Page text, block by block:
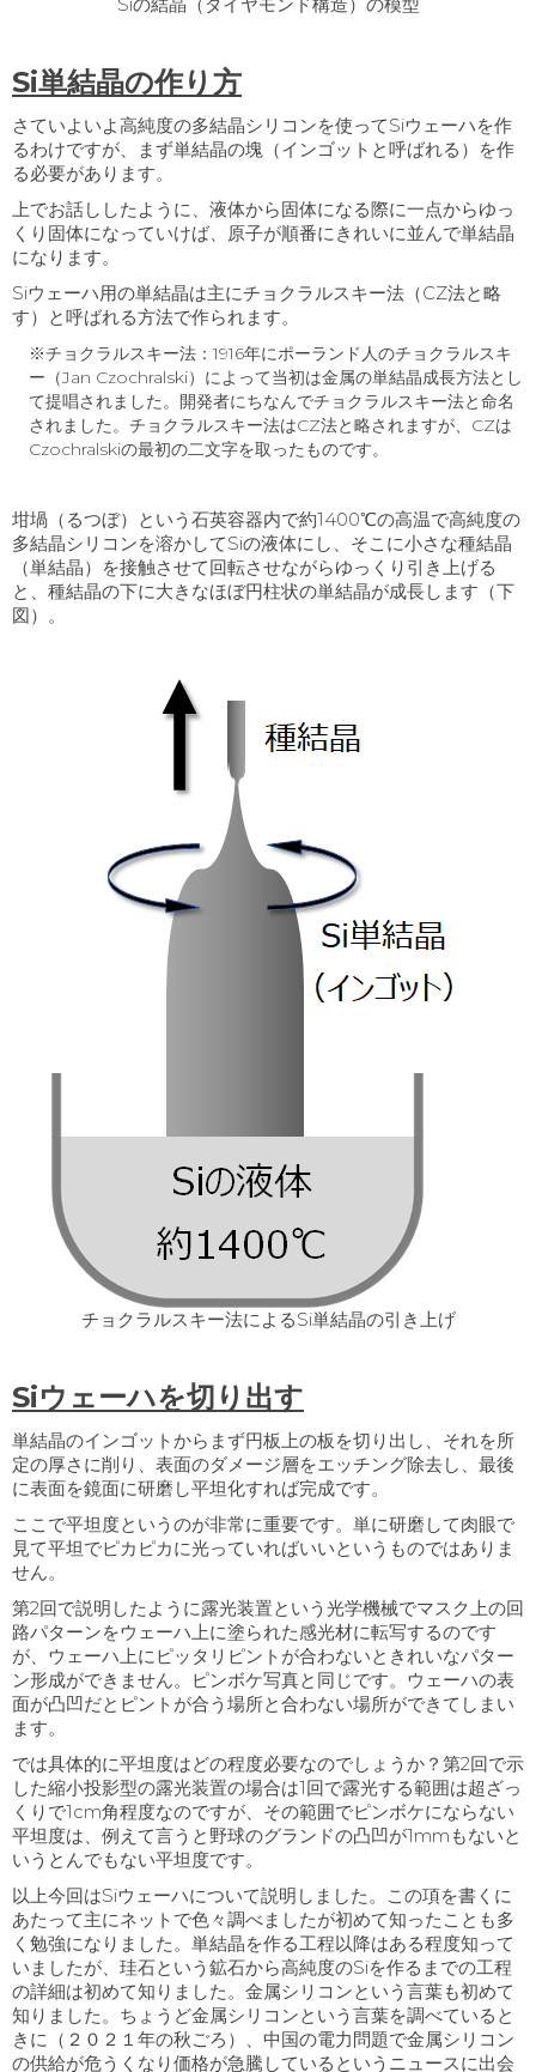
Si単結晶の作り方
さていよいよ高純度の多結晶シリコンを使ってSiウェーハを作
るわけですが、まず単結晶の塊（インゴットと呼ばれる）を作
る必要があります。
上でお話ししたように、液体から固体になる際に一点からゆっ
くり固体になっていけば、原子が順番にきれいに並んで単結晶
になります。
Siウェーハ用の単結晶は主にチョクラルスキー法（CZ法と略
す）と呼ばれる方法で作られます。
※チョクラルスキー法：1916年にポーランド人のチョクラルスキ
ー（Jan Czochralski）によって当初は金属の単結晶成長方法とし
て提唱されました。開発者にちなんでチョクラルスキー法と命名
されました。チョクラルスキー法はCZ法と略されますが、CZは
Czochralskiの最初の二文字を取ったものです。
坩堝（るつぼ）という石英容器内で約1400℃の高温で高純度の
多結晶シリコンを溶かしてSiの液体にし、そこに小さな種結晶
（単結晶）を接触させて回転させながらゆっくり引き上げる
と、種結晶の下に大きなほぼ円柱状の単結晶が成長します（下
図）。
チョクラルスキー法によるSi単結晶の引き上げ
Siウェーハを切り出す
単結晶のインゴットからまず円板上の板を切り出し、それを所
定の厚さに削り、表面のダメージ層をエッチング除去し、最後
に表面を鏡面に研磨し平坦化すれば完成です。
ここで平坦度というのが非常に重要です。単に研磨して肉眼で
見て平坦でピカピカに光っていればいいというものではありま
せん。
第2回で説明したように露光装置という光学機械でマスク上の回
路パターンをウェーハ上に塗られた感光材に転写するのです
が、ウェーハ上にピッタリピントが合わないときれいなパター
ン形成ができません。ピンボケ写真と同じです。ウェーハの表
面が凸凹だとピントが合う場所と合わない場所ができてしまい
ます。
では具体的に平坦度はどの程度必要なのでしょうか？第2回で示
した縮小投影型の露光装置の場合は1回で露光する範囲は超ざっ
くりで1cm角程度なのですが、その範囲でピンボケにならない
平坦度は、例えて言うと野球のグランドの凸凹が1mm もないと
いうとんでもない平坦度です。
以上今回はSiウェーハについて説明しました。この項を書くに
あたって主にネットで色々調べましたが初めて知ったことも多
く勉強になりました。単結晶を作る工程以降はある程度知って
いましたが、珪石という鉱石から高純度のSiを作るまでの工程
の詳細は初めて知りました。金属シリコンという言葉も初めて
知りました。ちょうど金属シリコンという言葉を調べていると
きに（２０２１年の秋ごろ）、中国の電力問題で金属シリコン
の供給が危うくなり価格が急騰しているというニュースに出会